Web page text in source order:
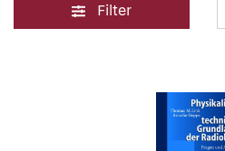
Filter